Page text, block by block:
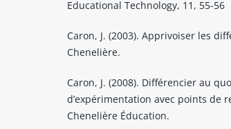
Educational Technology, 11, 55-56
Caron, J. (2003). Apprivoiser les
Chenelière.
Caron, J. (2008). Différencier au
d’expérimentation avec points de
Chenelière Éducation.